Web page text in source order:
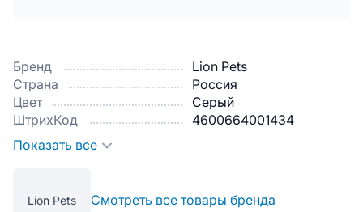
Бренд
Lion Pets
Страна
Россия
Цвет
Серый
ШтрихКод
4600664001434
Показать все
Lion Pets Смотреть все товары бренда